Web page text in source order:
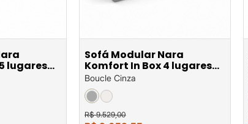
lugares
Sofá Modular Nara
Komfort In Box 4 lugares
com 1 puff em
Boucle Cinza
R$ 9.529,00